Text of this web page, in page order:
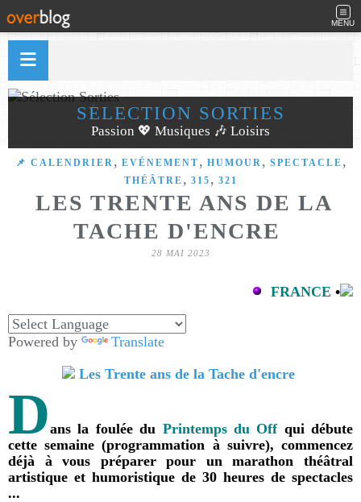
MENU
SÉLECTION SORTIES
Passion 💖 Musiques 🎶 Loisirs
📌 CALENDRIER , EVÉNEMENT , HUMOUR , SPECTACLE ,
THÉÂTRE , 315 , 321
LES TRENTE ANS DE LA
TACHE D'ENCRE
28 MAI 2023
FRANCE •
Powered by Translate
Dans la foulée du Printemps du Offqui débute
cette semaine (programmation à suivre), commencez
déjà à vous préparer pour un marathon théâtral
artistique et humoristique de 30 heures de spectacles
...